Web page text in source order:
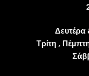
Τρίτη ,